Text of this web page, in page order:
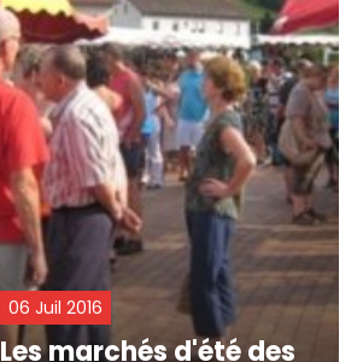
06 Juil 2016
Les marchés d'été des